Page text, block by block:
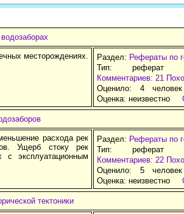
месторождениях.
Раздел: Рефераты по
Тип: реферат
Комментариев: 21
Оценило: 4
Оценка: неизвестно
расхода рек
Ущерб стоку рек
с эксплуатационным
Раздел: Рефераты по
Тип: реферат
Комментариев: 22
Оценило: 5
Оценка: неизвестно
тектоники